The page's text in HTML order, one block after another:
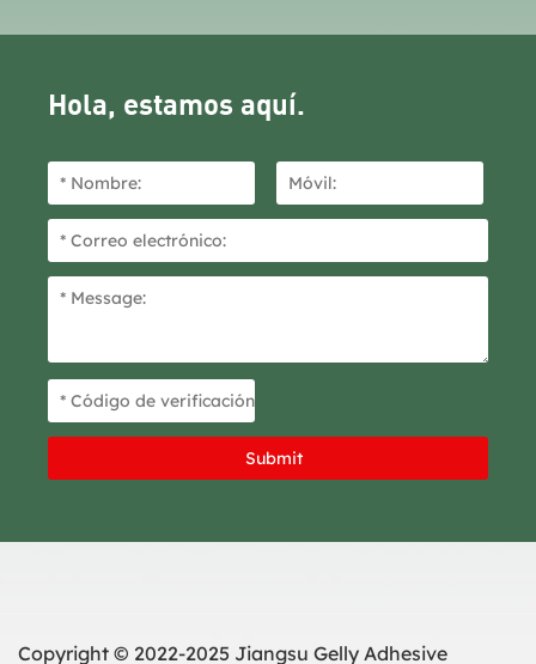
Hola, estamos aquí.
Copyright © 2022-2025 Jiangsu Gelly Adhesive